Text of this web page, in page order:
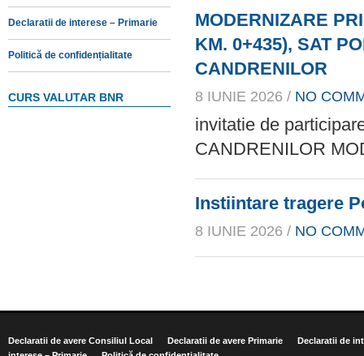
Declaratii de interese – Primarie
Politică de confidențialitate
CURS VALUTAR BNR
MODERNIZARE
KM. 0+435), SAT
CANDRENILOR
8 IUNIE 2026 / NO
invitatie de
CANDRENILOR
Instiintare tragere
8 IUNIE 2026 / NO
Declaratii de avere Consiliul Local Declaratii de avere Primarie
Declaratii de